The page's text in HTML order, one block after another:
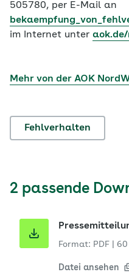
505780, per E-Mail an
im Internet unter
Mehr von der AOK
Fehlverhalten
2 passende
Format: PDF 60
Datei ansehen